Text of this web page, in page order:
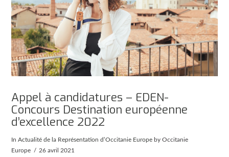
Appel à candidatures – EDEN-
Concours Destination européenne
d’excellence 2022
InActualité de la Représentation d’Occitanie Europe by Occitanie
Europe
26 avril 2021